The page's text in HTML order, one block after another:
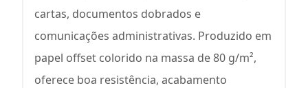
cartas, documentos dobrados e
comunicações administrativas. Produzido em
papel offset colorido na massa de 80 g/m²,
oferece boa resistência, acabamento